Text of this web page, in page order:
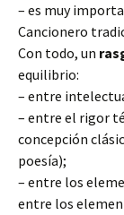
– es muy
Cancionero
Con todo, un
equilibrio:
– entre
– entre el rigor
concepción
poesía);
– entre los
entre los